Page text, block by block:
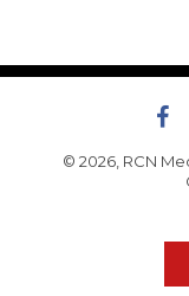
© 2026, RCN